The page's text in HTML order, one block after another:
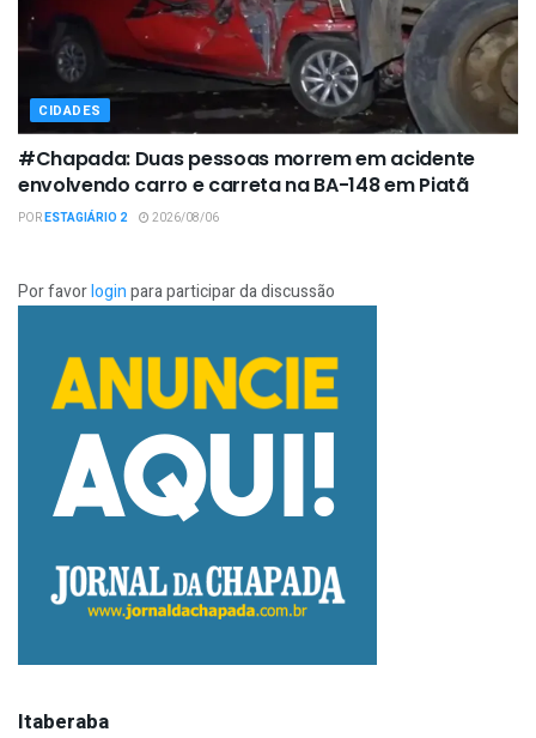
CIDADES
#Chapada: Duas pessoas morrem em acidente
envolvendo carro e carreta na BA-148 em Piatã
PORESTAGIÁRIO 2 2026/08/06
Por favorloginpara participar da discussão
Itaberaba